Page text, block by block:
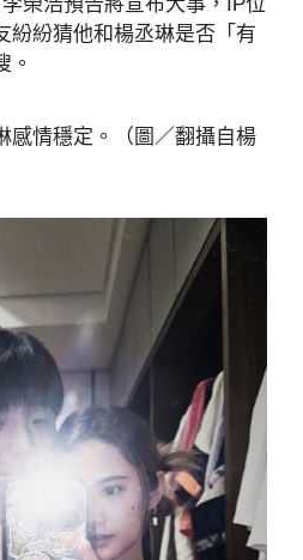
紛紛猜他和楊丞琳是否「有
。
感情穩定。（圖／翻攝自楊